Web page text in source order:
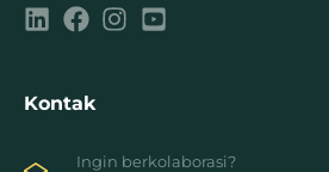
Kontak
Ingin berkolaborasi?